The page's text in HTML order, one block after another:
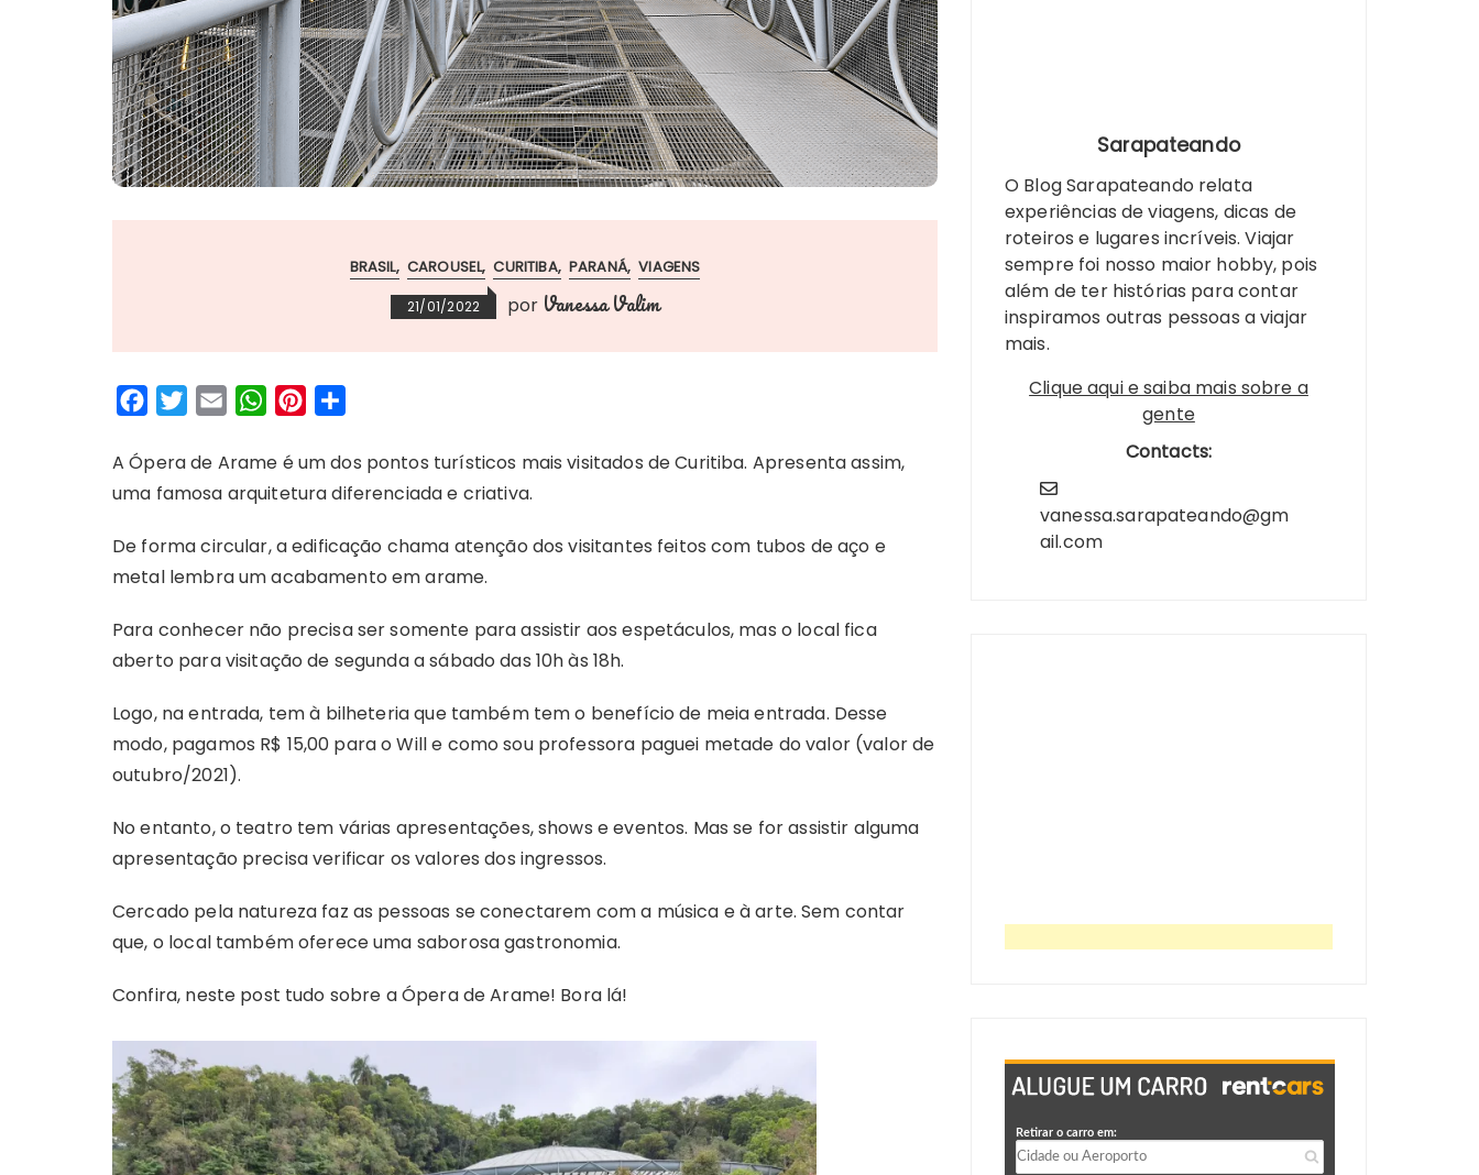
BRASIL CAROUSEL CURITIBA PARANÁ VIAGENS
21/01/2022 por Vanessa Valim
c
e
o
o
i
t
e
r
a
i
W
a
t
A
p
n
t
r
e
a
r
A Ópera de Arame é um dos pontos turísticos mais visitados de Curitiba. Apresenta assim,
uma famosa arquitetura diferenciada e criativa.
De forma circular, a edificação chama atenção dos visitantes feitos com tubos de aço e
metal lembra um acabamento em arame.
Para conhecer não precisa ser somente para assistir aos espetáculos, mas o local fica
aberto para visitação de segunda a sábado das 10h às 18h.
Logo, na entrada, tem à bilheteria que também tem o benefício de meia entrada. Desse
modo, pagamos R$ 15,00 para o Will e como sou professora paguei metade do valor (valor de
outubro/2021).
No entanto, o teatro tem várias apresentações, shows e eventos. Mas se for assistir alguma
apresentação precisa verificar os valores dos ingressos.
Cercado pela natureza faz as pessoas se conectarem com a música e à arte. Sem contar
que, o local também oferece uma saborosa gastronomia.
Confira, neste post tudo sobre a Ópera de Arame! Bora lá!
Sarapateando
O Blog Sarapateando relata
experiências de viagens, dicas de
roteiros e lugares incríveis. Viajar
sempre foi nosso maior hobby, pois
além de ter histórias para contar
inspiramos outras pessoas a viajar
mais.
Clique aqui e saiba mais sobre a
gente
Contacts:
vanessa.sarapateando@gm
ail.com